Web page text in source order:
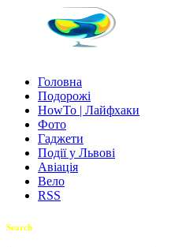
Головна
Подорожі
HowTo | Лайфхаки
Фото
Гаджети
Події у Львові
Авіація
Вело
RSS
Search